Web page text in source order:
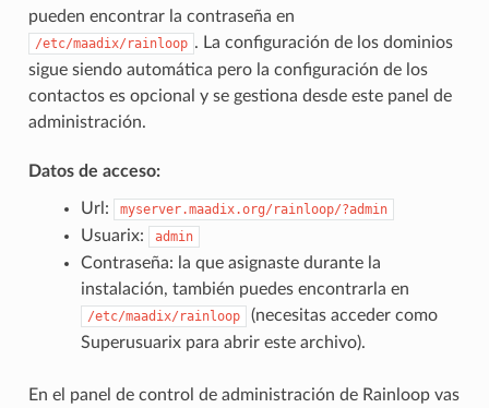
pueden encontrar la contraseña en
/etc/maadix/rainloop . La configuración de los dominios
sigue siendo automática pero la configuración de los
contactos es opcional y se gestiona desde este panel de
administración.
Datos de acceso:
Url: myserver.maadix.org/rainloop/?admin
Usuarix: admin
Contraseña: la que asignaste durante la
instalación, también puedes encontrarla en
/etc/maadix/rainloop
(necesitas acceder como
Superusuarix para abrir este archivo).
En el panel de control de administración de Rainloop vas